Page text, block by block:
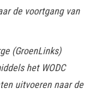
de voortgang van
(GroenLinks)
het WODC
uitvoeren naar de